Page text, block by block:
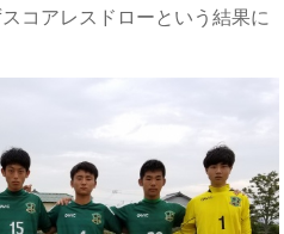
コアレスドローという結果に